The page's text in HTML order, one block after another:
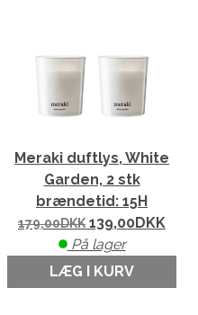
Meraki duftlys, White
Garden, 2 stk
brændetid: 15H
179,00DKK 139,00DKK
På lager
LÆG I KURV